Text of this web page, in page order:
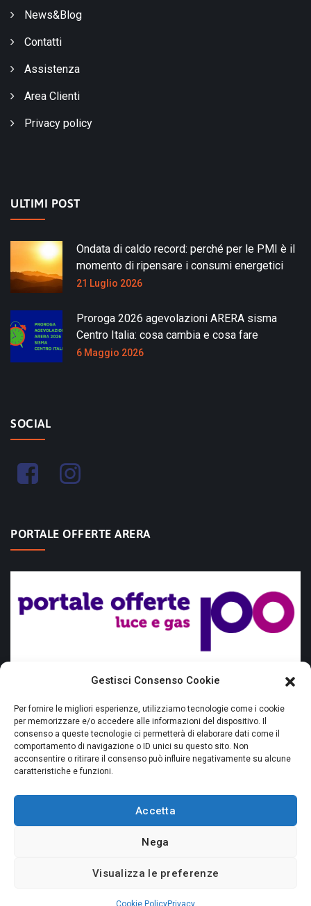
Gestisci Consenso Cookie
Per fornire le migliori esperienze, utilizziamo tecnologie come i cookie
per memorizzare e/o accedere alle informazioni del dispositivo. Il
consenso a queste tecnologie ci permetterà di elaborare dati come il
comportamento di navigazione o ID unici su questo sito. Non
acconsentire o ritirare il consenso può influire negativamente su alcune
caratteristiche e funzioni.
Accetta
Nega
Visualizza le preferenze
Cookie PolicyPrivacy
News&Blog
Contatti
Assistenza
Area Clienti
Privacy policy
ULTIMI POST
Ondata di caldo record: perché per le PMI è il
momento di ripensare i consumi energetici
21 Luglio 2026
Proroga 2026 agevolazioni ARERA sisma
Centro Italia: cosa cambia e cosa fare
6 Maggio 2026
SOCIAL
PORTALE OFFERTE ARERA
Fuel Mix
Requisiti Cliente vulnerabile
Ciclone Harry - delibera Arera 20/2026/R/COM